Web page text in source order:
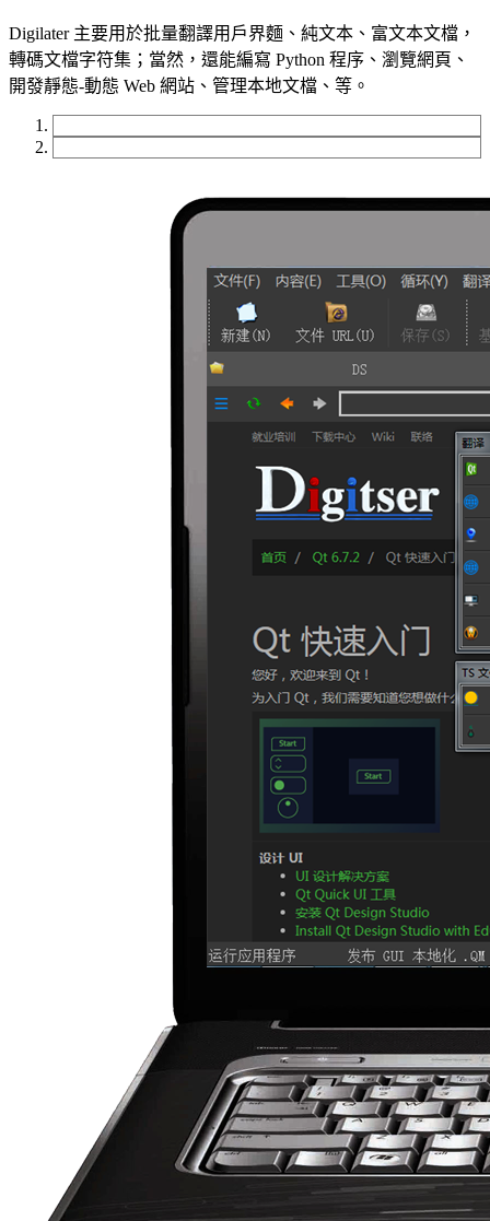
Digilater 主要用於批量翻譯用戶界麵、純文本、富文本文檔，
轉碼文檔字符集；當然，還能編寫 Python 程序、瀏覽網頁、
開發靜態-動態 Web 網站、管理本地文檔、等。